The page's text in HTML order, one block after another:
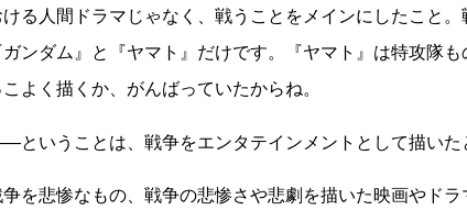
る人間ドラマじゃなく、戦うことをメインにしたこと
ガンダム』と『ヤマト』だけです。『ヤマト』は特攻隊
こよく描くか、がんばっていたからね。
ということは、戦争をエンタテインメントとして描いた
を悲惨なもの、戦争の悲惨さや悲劇を描いた映画やド